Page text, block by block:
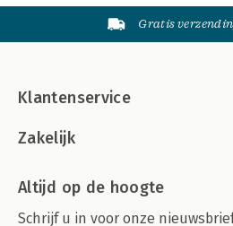
Gratis
Klantenservice
Zakelijk
Altijd op de hoogte
Schrijf u in voor onze